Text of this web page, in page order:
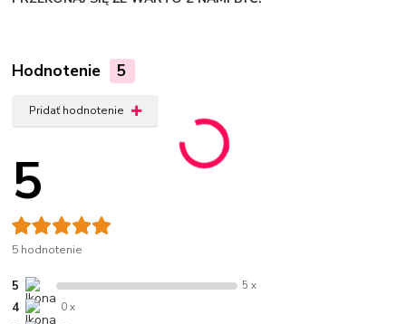
Hodnotenie 5
Pridať hodnotenie
5
5 hodnotenie
5 5 x
4 0 x